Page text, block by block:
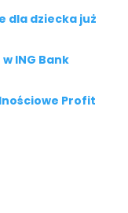
dla dziecka już
ING Bank
Profit